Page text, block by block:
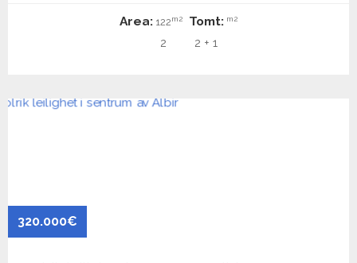
Area: 122m2 Tomt: m2
2 2 + 1
320.000€